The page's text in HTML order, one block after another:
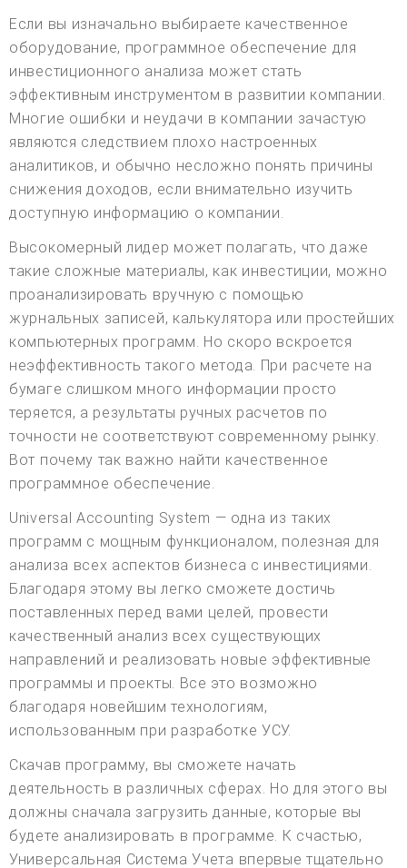
Если вы изначально выбираете качественное
оборудование, программное обеспечение для
инвестиционного анализа может стать
эффективным инструментом в развитии компании.
Многие ошибки и неудачи в компании зачастую
являются следствием плохо настроенных
аналитиков, и обычно несложно понять причины
снижения доходов, если внимательно изучить
доступную информацию о компании.
Высокомерный лидер может полагать, что даже
такие сложные материалы, как инвестиции, можно
проанализировать вручную с помощью
журнальных записей, калькулятора или простейших
компьютерных программ. Но скоро вскроется
неэффективность такого метода. При расчете на
бумаге слишком много информации просто
теряется, а результаты ручных расчетов по
точности не соответствуют современному рынку.
Вот почему так важно найти качественное
программное обеспечение.
Universal Accounting System — одна из таких
программ с мощным функционалом, полезная для
анализа всех аспектов бизнеса с инвестициями.
Благодаря этому вы легко сможете достичь
поставленных перед вами целей, провести
качественный анализ всех существующих
направлений и реализовать новые эффективные
программы и проекты. Все это возможно
благодаря новейшим технологиям,
использованным при разработке УСУ.
Скачав программу, вы сможете начать
деятельность в различных сферах. Но для этого вы
должны сначала загрузить данные, которые вы
будете анализировать в программе. К счастью,
Универсальная Система Учета впервые тщательно